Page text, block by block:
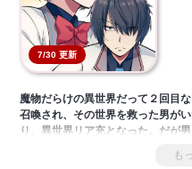
7/30 更新
魔物だらけの異世界だって２回目
召喚され、その世界を救った男が
り、異世界リア充となった。だが
も